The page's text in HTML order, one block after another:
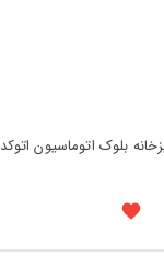
بلوک اتوماسیون اتوکد